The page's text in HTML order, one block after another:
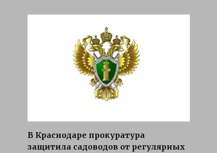
В Краснодаре прокуратура
защитила садоводов от регулярных